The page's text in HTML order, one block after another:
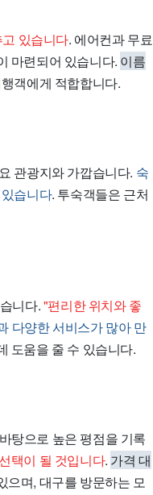
있습니다. 에어컨과 무료
마련되어 있습니다. 이름
객에게 적합합니다.
관광지와 가깝습니다. 숙
습니다. 투숙객들은 근처
니다."편리한 위치와 좋
다양한 서비스가 많아 만
도움을 줄 수 있습니다.
탕으로 높은 평점을 기록
택이 될 것입니다. 가격 대
으며, 대구를 방문하는 모